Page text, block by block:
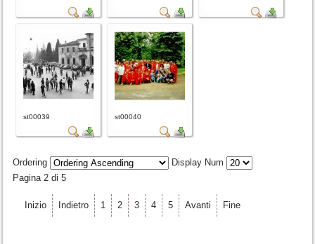
st00039 st00040
Ordering
Display Num
Pagina 2 di 5
Inizio Indietro 1 2 3 4 5 Avanti Fine